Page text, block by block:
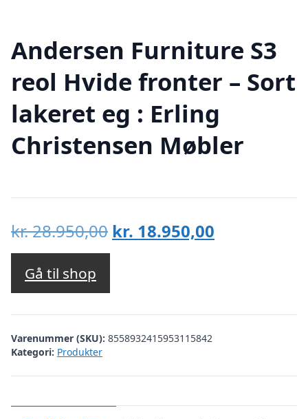
Andersen Furniture S3
reol Hvide fronter – Sort
lakeret eg : Erling
Christensen Møbler
kr.28.950,00 Den
kr. 28.950,00.
kr. 18.950,00
kr.
Gå til shop
Varenummer (SKU): 8558932415953115842
Kategori: Produkter